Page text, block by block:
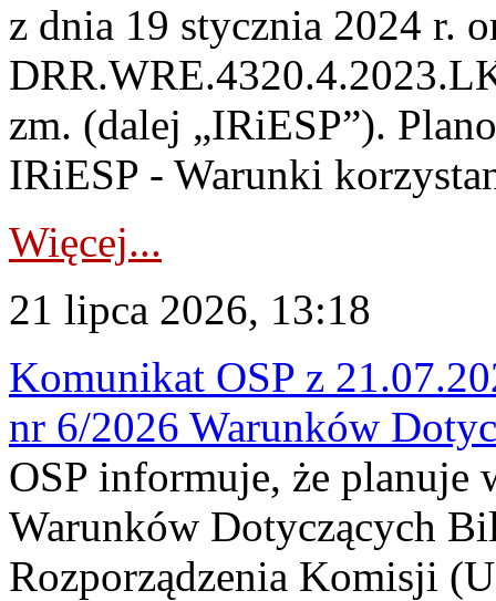
z dnia 19 stycznia 2024 r.
zm. (dalej „IRiESP”).
IRiESP - Warunki
Więcej...
21 lipca 2026, 13:18
Komunikat OSP z
nr 6/2026 Warunków
OSP informuje, że planuje
Warunków Dotyczących
Rozporządzenia Komisji